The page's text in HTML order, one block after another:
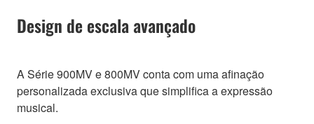
Design de escala avançado
A Série 900MV e 800MV conta com uma afinação
personalizada exclusiva que simplifica a expressão
musical.